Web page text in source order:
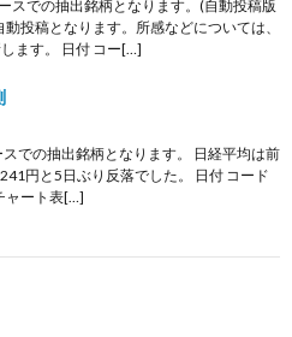
スでの抽出銘柄となります。(自動投稿版
投稿となります。所感などについては、
ます。 日付 コー[…]
での抽出銘柄となります。 日経平均は前
円と5日ぶり反落でした。 日付 コード
ャート表[…]